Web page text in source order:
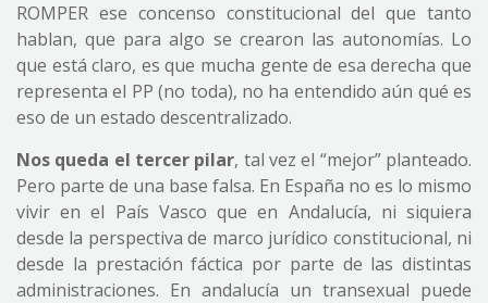
ROMPER ese concenso constitucional del que tanto
hablan, que para algo se crearon las autonomías. Lo
que está claro, es que mucha gente de esa derecha que
representa el PP (no toda), no ha entendido aún qué es
eso de un estado descentralizado.
Nos queda el tercer pilar, tal vez el “mejor” planteado.
Pero parte de una base falsa. En España no es lo mismo
vivir en el País Vasco que en Andalucía, ni siquiera
desde la perspectiva de marco jurídico constitucional, ni
desde la prestación fáctica por parte de las distintas
administraciones. En andalucía un transexual puede